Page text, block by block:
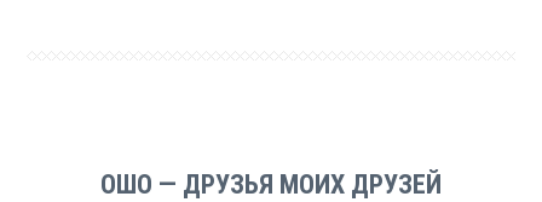
ОШО — ДРУЗЬЯ МОИХ ДРУЗЕЙ